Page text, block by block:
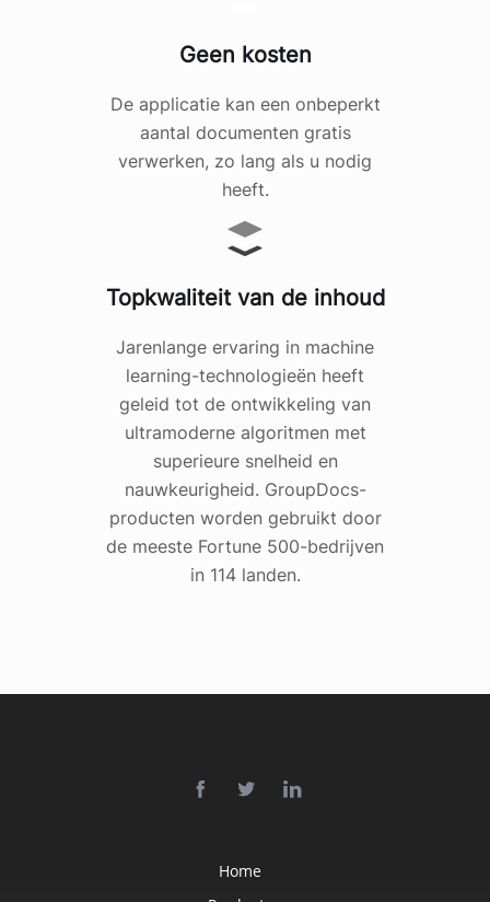
Geen kosten
De applicatie kan een onbeperkt
aantal documenten gratis
verwerken, zo lang als u nodig
heeft.
Topkwaliteit van de inhoud
Jarenlange ervaring in machine
learning-technologieën heeft
geleid tot de ontwikkeling van
ultramoderne algoritmen met
superieure snelheid en
nauwkeurigheid. GroupDocs-
producten worden gebruikt door
de meeste Fortune 500-bedrijven
in 114 landen.
Home